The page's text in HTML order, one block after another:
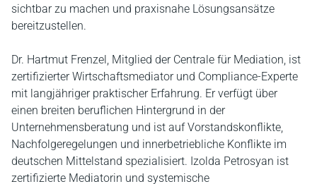
sichtbar zu machen und praxisnahe Lösungsansätze
bereitzustellen.
Dr. Hartmut Frenzel, Mitglied der Centrale für Mediation, ist
zertifizierter Wirtschaftsmediator und Compliance‑Experte
mit langjähriger praktischer Erfahrung. Er verfügt über
einen breiten beruflichen Hintergrund in der
Unternehmensberatung und ist auf Vorstandskonflikte,
Nachfolgeregelungen und innerbetriebliche Konflikte im
deutschen Mittelstand spezialisiert. Izolda Petrosyan ist
zertifizierte Mediatorin und systemische